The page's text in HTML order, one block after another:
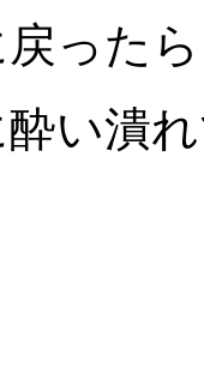
ったら
い潰